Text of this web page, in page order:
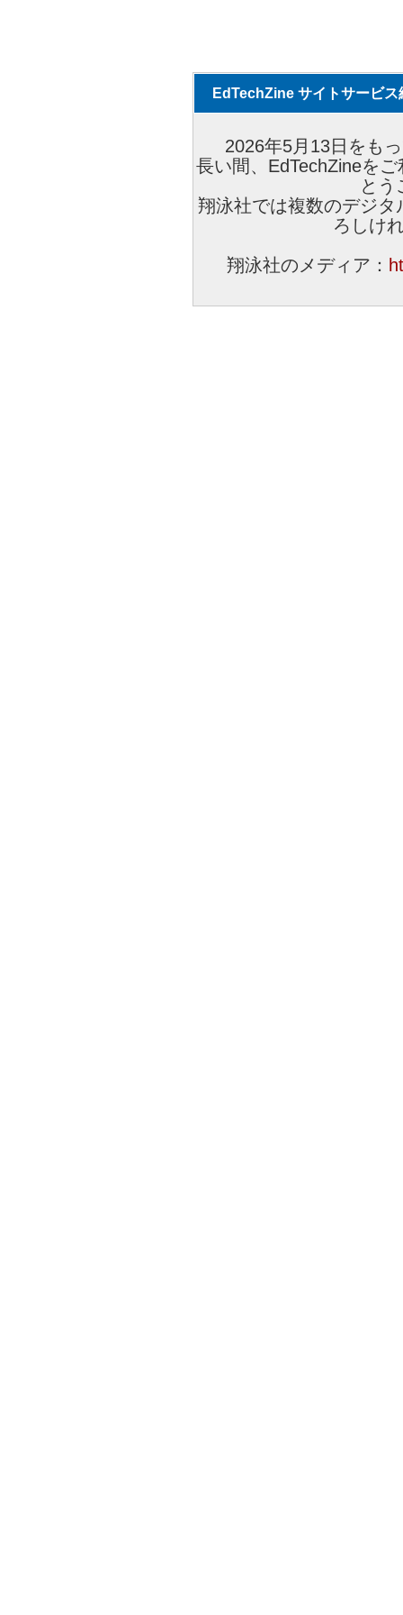
EdTechZine サイトサービス
2026年5月13日をも
長い間、EdTechZineを
とう
翔泳社では複数のデジ
ろしけ
翔泳社のメディア：